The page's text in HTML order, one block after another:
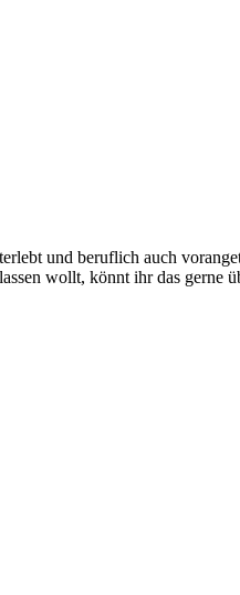
und beruflich auch
wollt, könnt ihr das gerne